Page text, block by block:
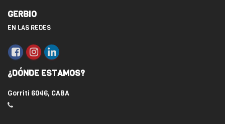
GERBIO
EN LAS REDES
¿DÓNDE ESTAMOS?
Gorriti 6046, CABA